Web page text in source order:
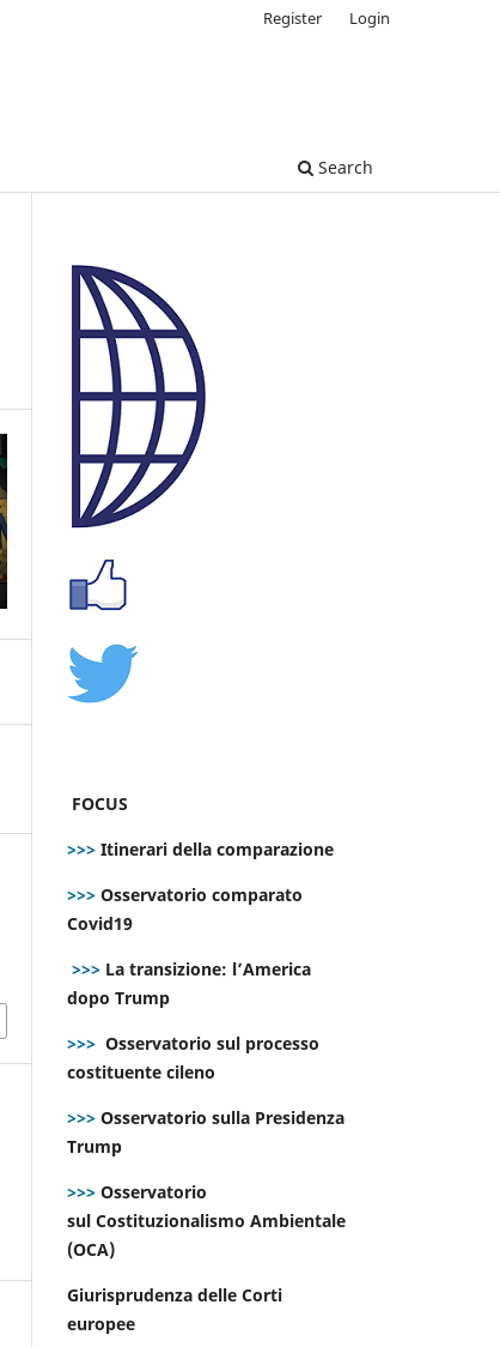
Search
Register Login
FOCUS
>>> Itinerari della comparazione
>>> Osservatorio comparato
Covid19
>>> La transizione: l’America
dopo Trump
>>> Osservatorio sul processo
costituente cileno
>>> Osservatorio sulla Presidenza
Trump
>>> Osservatorio
sul Costituzionalismo Ambientale
(OCA)
Giurisprudenza delle Corti
europee